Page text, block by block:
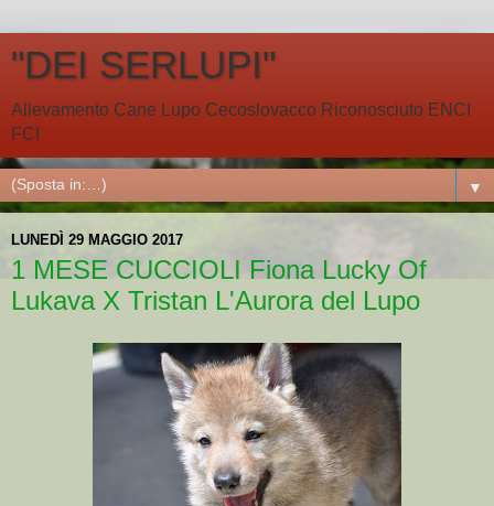
"DEI SERLUPI"
Allevamento Cane Lupo Cecoslovacco Riconosciuto ENCI
FCI
▼
LUNEDÌ 29 MAGGIO 2017
1 MESE CUCCIOLI Fiona Lucky Of
Lukava X Tristan L'Aurora del Lupo